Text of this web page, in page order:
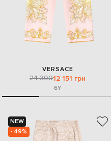
VERSACE
24 30012 151 грн
6Y
NEW
- 49%